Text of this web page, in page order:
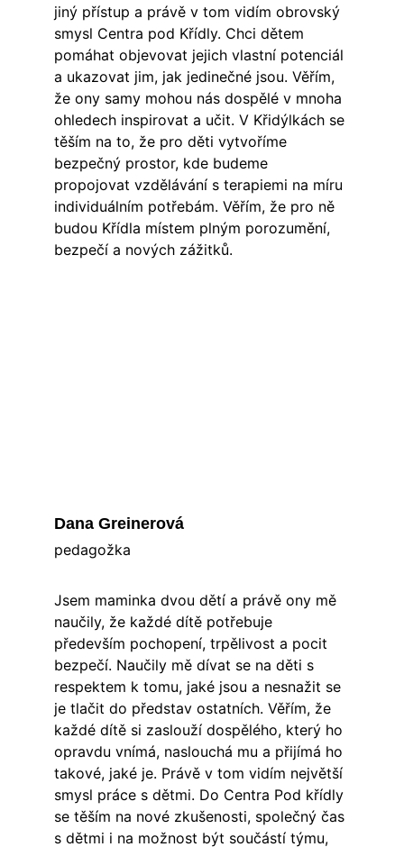
jiný přístup a právě v tom vidím obrovský
smysl Centra pod Křídly. Chci dětem
pomáhat objevovat jejich vlastní potenciál
a ukazovat jim, jak jedinečné jsou. Věřím,
že ony samy mohou nás dospělé v mnoha
ohledech inspirovat a učit. V Křidýlkách se
těším na to, že pro děti vytvoříme
bezpečný prostor, kde budeme
propojovat vzdělávání s terapiemi na míru
individuálním potřebám. Věřím, že pro ně
budou Křídla místem plným porozumění,
bezpečí a nových zážitků.
pedagožka
Jsem maminka dvou dětí a právě ony mě
naučily, že každé dítě potřebuje
především pochopení, trpělivost a pocit
bezpečí. Naučily mě dívat se na děti s
respektem k tomu, jaké jsou a nesnažit se
je tlačit do představ ostatních. Věřím, že
každé dítě si zaslouží dospělého, který ho
opravdu vnímá, naslouchá mu a přijímá ho
takové, jaké je. Právě v tom vidím největší
smysl práce s dětmi. Do Centra Pod křídly
se těším na nové zkušenosti, společný čas
s dětmi i na možnost být součástí týmu,
Dana Greinerová